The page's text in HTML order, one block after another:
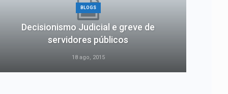
BLOGS
Decisionismo Judicial e greve de
servidores públicos
18 ago, 2015